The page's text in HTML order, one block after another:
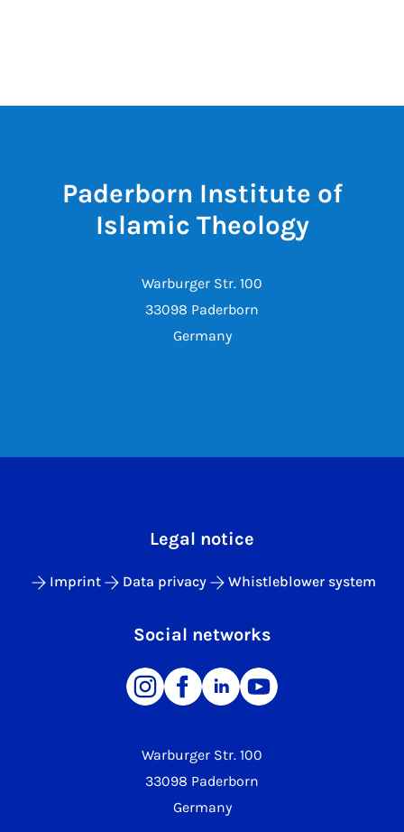
Paderborn Institute of
Islamic Theology
Warburger Str. 100
33098 Paderborn
Germany
Warburger Str. 100
33098 Paderborn
Germany
Legal notice
Imprint Data privacy Whistleblower system
Social networks